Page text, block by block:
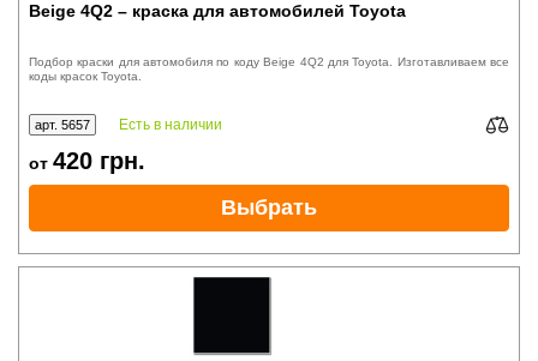
Beige 4Q2 – краска для автомобилей Toyota
Подбор краски для автомобиля по коду Beige 4Q2 для Toyota. Изготавливаем все
коды красок Toyota.
арт. 5657 Есть в наличии
от 420 грн.
Выбрать